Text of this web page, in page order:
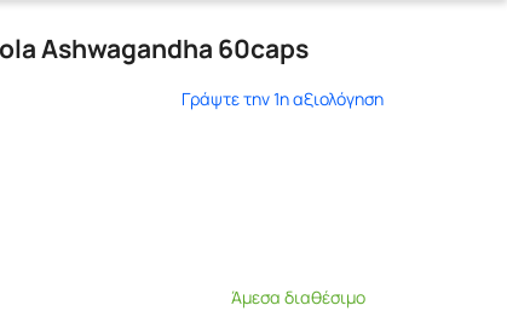
Ashwagandha 60caps
Γράψτε την 1η αξιολόγηση
Άμεσα διαθέσιμο